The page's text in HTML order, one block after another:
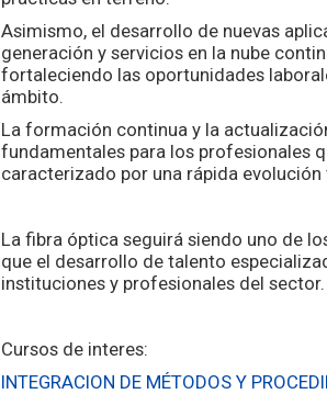
Asimismo, el desarrollo de nuevas
generación y servicios en la nube
fortaleciendo las oportunidades
ámbito.
La formación continua y la
fundamentales para los profesionales
caracterizado por una rápida
La fibra óptica seguirá siendo uno de
que el desarrollo de talento
instituciones y profesionales del sector.
Cursos de interes:
INTEGRACION DE MÉTODOS Y